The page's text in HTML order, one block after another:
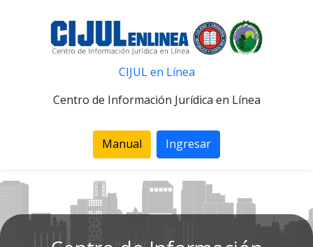
CIJUL en Línea
Centro de Información Jurídica en Línea
Manual Ingresar